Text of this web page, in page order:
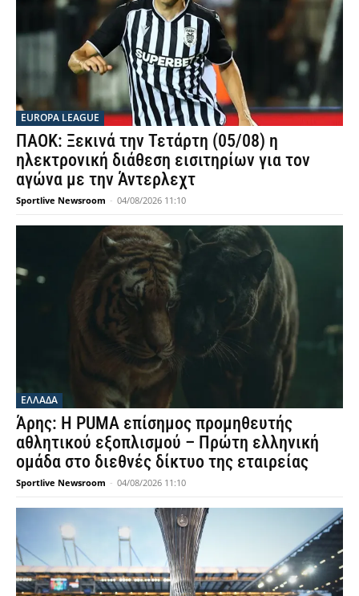
EUROPA LEAGUE
ΠΑΟΚ: Ξεκινά την Τετάρτη (05/08) η
ηλεκτρονική διάθεση εισιτηρίων για τον
αγώνα με την Άντερλεχτ
Sportlive Newsroom - 04/08/2026 11:10
ΕΛΛΑΔΑ
Άρης: Η PUMA επίσημος προμηθευτής
αθλητικού εξοπλισμού – Πρώτη ελληνική
ομάδα στο διεθνές δίκτυο της εταιρείας
Sportlive Newsroom - 04/08/2026 11:10